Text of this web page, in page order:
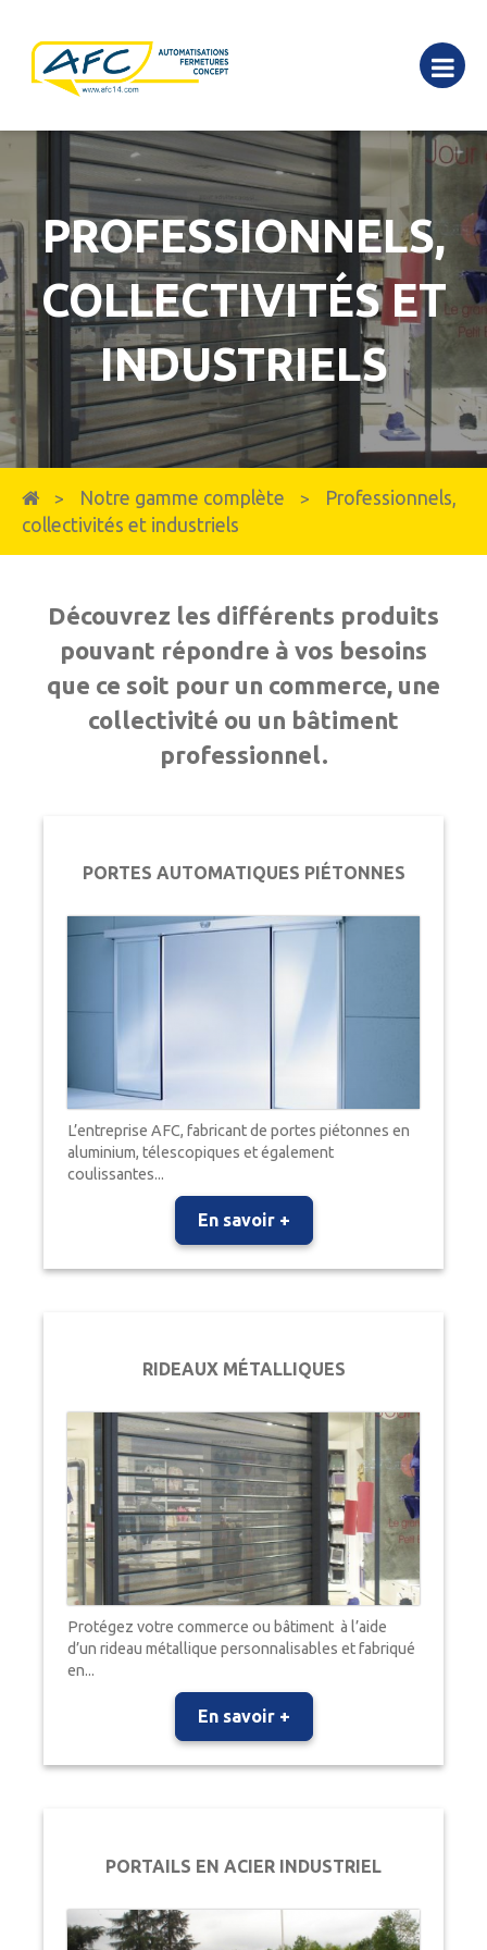
PROFESSIONNELS,
COLLECTIVITÉS ET
INDUSTRIELS
> Notre gamme complète >
Professionnels,
collectivités et industriels
Découvrez les différents produits
pouvant répondre à vos besoins
que ce soit pour un commerce, une
collectivité ou un bâtiment
professionnel.
PORTES AUTOMATIQUES PIÉTONNES
L’entreprise AFC, fabricant de portes piétonnes en
aluminium, télescopiques et également
coulissantes...
En savoir +
RIDEAUX MÉTALLIQUES
Protégez votre commerce ou bâtiment à l’aide
d’un rideau métallique personnalisables et fabriqué
en...
En savoir +
PORTAILS EN ACIER INDUSTRIEL